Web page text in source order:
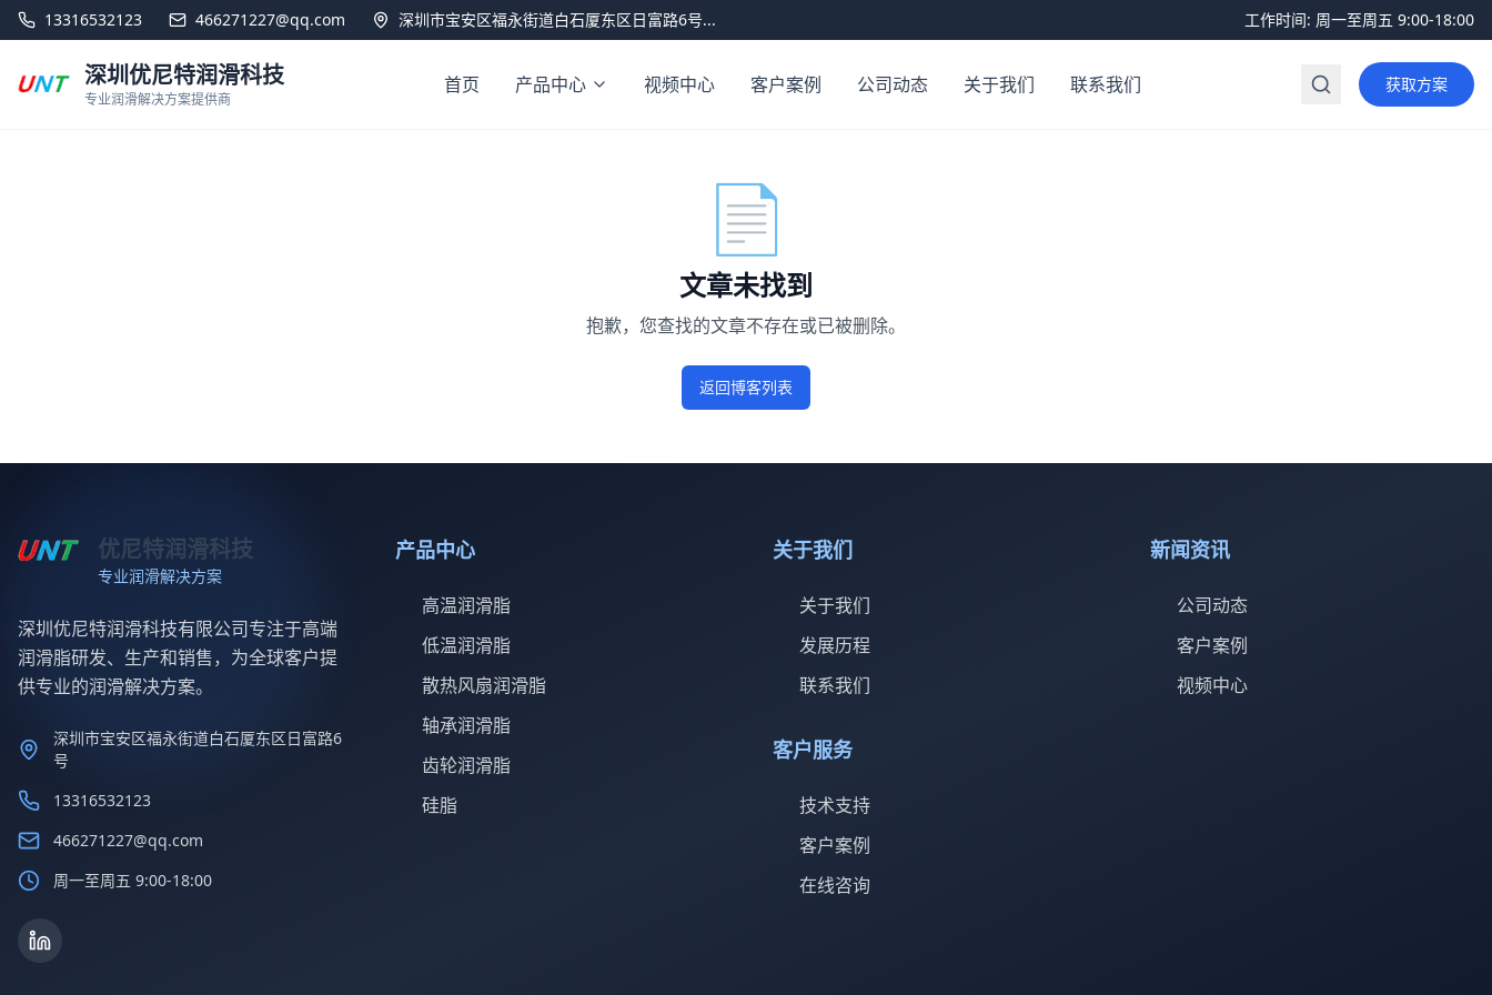
13316532123 466271227@qq.com 深圳市宝安区福永街道白石厦东区日富路6号... 工作时间: 周一至周五 9:00-18:00
深圳优尼特润滑科技
专业润滑解决方案提供商
首页 产品中心 视频中心 客户案例 公司动态 关于我们 联系我们 获取方案
📄
文章未找到
抱歉，您查找的文章不存在或已被删除。
返回博客列表
优尼特润滑科技
专业润滑解决方案
深圳优尼特润滑科技有限公司专注于高端
润滑脂研发、生产和销售，为全球客户提
供专业的润滑解决方案。
深圳市宝安区福永街道白石厦东区日富路6
号
13316532123
466271227@qq.com
周一至周五 9:00-18:00
产品中心
高温润滑脂
低温润滑脂
散热风扇润滑脂
轴承润滑脂
齿轮润滑脂
硅脂
关于我们
关于我们
发展历程
联系我们
客户服务
技术支持
客户案例
在线咨询
新闻资讯
公司动态
客户案例
视频中心